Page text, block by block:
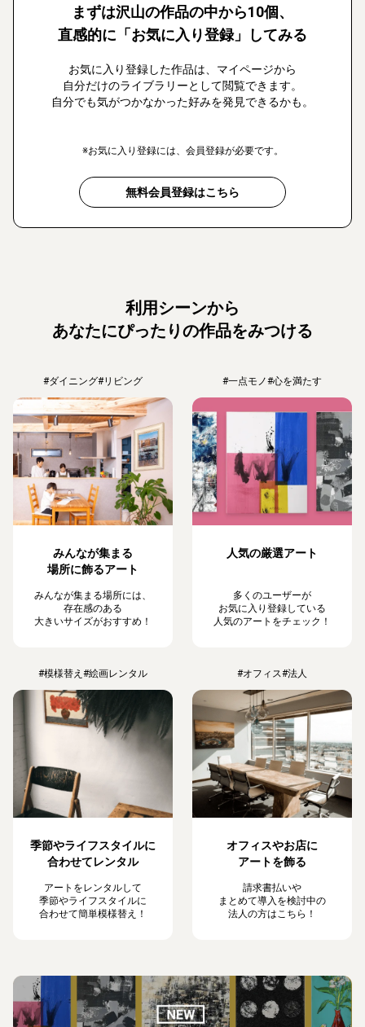
まずは沢山の作品の中から10個、
直感的に「お気に入り登録」してみる
お気に入り登録した作品は、マイページから
自分だけのライブラリーとして閲覧できます。
自分でも気がつかなかった好みを発見できるかも。
※お気に入り登録には、会員登録が必要です。
無料会員登録はこちら
利用シーンから
あなたにぴったりの作品をみつける
#ダイニング#リビング
みんなが集まる
場所に飾るアート
みんなが集まる場所には、
存在感のある
大きいサイズがおすすめ！
#一点モノ#心を満たす
人気の厳選アート
多くのユーザーが
お気に入り登録している
人気のアートをチェック！
#模様替え #絵画レンタル
季節やライフスタイルに
合わせてレンタル
アートをレンタルして
季節やライフスタイルに
合わせて簡単模様替え！
#オフィス#法人
オフィスやお店に
アートを飾る
請求書払いや
まとめて導入を検討中の
法人の方はこちら！